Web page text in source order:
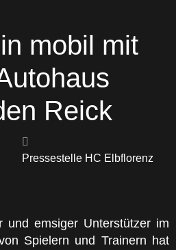
mobil mit
Reick
Pressestelle HC Elbflorenz
und emsiger Unterstützer im
Spielern und Trainern hat